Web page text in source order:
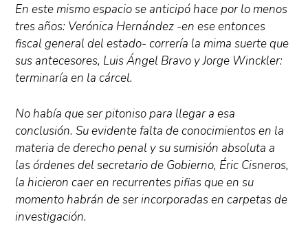
En este mismo espacio se anticipó hace por lo menos
tres años: Verónica Hernández -en ese entonces
fiscal general del estado- correría la mima suerte que
sus antecesores, Luis Ángel Bravo y Jorge Winckler:
terminaría en la cárcel.
No había que ser pitoniso para llegar a esa
conclusión. Su evidente falta de conocimientos en la
materia de derecho penal y su sumisión absoluta a
las órdenes del secretario de Gobierno, Éric Cisneros,
la hicieron caer en recurrentes pifias que en su
momento habrán de ser incorporadas en carpetas de
investigación.